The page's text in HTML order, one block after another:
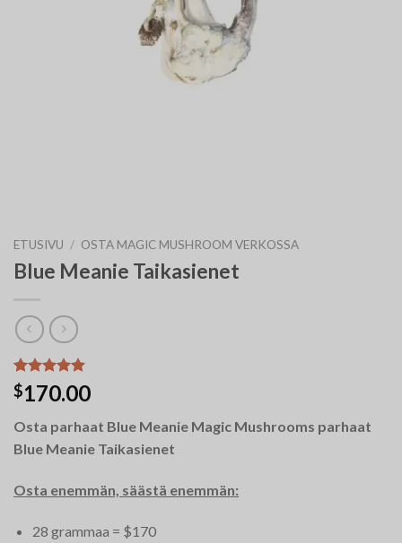
ETUSIVU / OSTA MAGIC MUSHROOM VERKOSSA
Blue Meanie Taikasienet
Arvio5.00
5:stä
12
asiakkaan
arvotukseen.
$170.00
Osta parhaat Blue Meanie Magic Mushrooms parhaat
Blue Meanie Taikasienet
Osta enemmän, säästä enemmän:
28 grammaa = $170